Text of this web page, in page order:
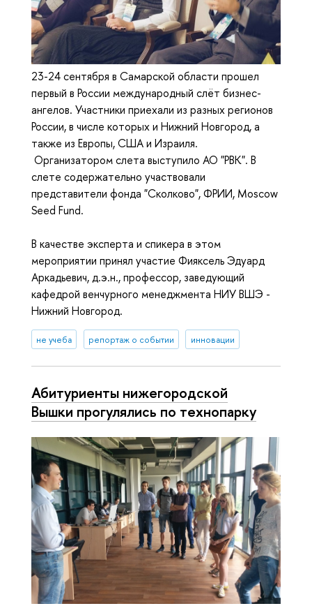
23-24 сентября в Самарской области прошел
первый в России международный слёт бизнес-
ангелов. Участники приехали из разных регионов
России, в числе которых и Нижний Новгород, а
также из Европы, США и Израиля.
Организатором слета выступило АО "РВК". В
слете содержательно участвовали
представители фонда "Сколково", ФРИИ, Moscow
Seed Fund.
В качестве эксперта и спикера в этом
мероприятии принял участие Фияксель Эдуард
Аркадьевич, д.э.н., профессор, заведующий
кафедрой венчурного менеджмента НИУ ВШЭ -
Нижний Новгород.
не учеба репортаж о событии инновации
Абитуриенты нижегородской
Вышки прогулялись по технопарку